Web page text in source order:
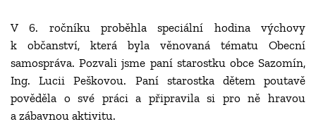
V 6. ročníku proběhla speciální hodina výchovy
k občanství, která byla věnovaná tématu Obecní
samospráva. Pozvali jsme paní starostku obce Sazomín,
Ing. Lucii Peškovou. Paní starostka dětem poutavě
pověděla o své práci a připravila si pro ně hravou
a zábavnou aktivitu.